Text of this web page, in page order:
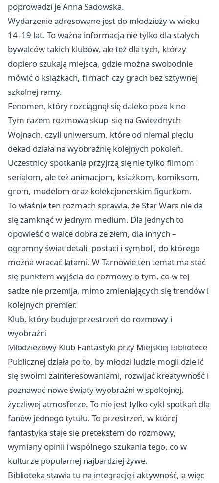
poprowadzi je Anna Sadowska.
Wydarzenie adresowane jest do młodzieży w wieku
14–19 lat. To ważna informacja nie tylko dla stałych
bywalców takich klubów, ale też dla tych, którzy
dopiero szukają miejsca, gdzie można swobodnie
mówić o książkach, filmach czy grach bez sztywnej
szkolnej ramy.
Fenomen, który rozciągnął się daleko poza kino
Tym razem rozmowa skupi się na Gwiezdnych
Wojnach, czyli uniwersum, które od niemal pięciu
dekad działa na wyobraźnię kolejnych pokoleń.
Uczestnicy spotkania przyjrzą się nie tylko filmom i
serialom, ale też animacjom, książkom, komiksom,
grom, modelom oraz kolekcjonerskim figurkom.
To właśnie ten rozmach sprawia, że Star Wars nie da
się zamknąć w jednym medium. Dla jednych to
opowieść o walce dobra ze złem, dla innych –
ogromny świat detali, postaci i symboli, do którego
można wracać latami. W Tarnowie ten temat ma stać
się punktem wyjścia do rozmowy o tym, co w tej
sadze nie przemija, mimo zmieniających się trendów i
kolejnych premier.
Klub, który buduje przestrzeń do rozmowy i
wyobraźni
Młodzieżowy Klub Fantastyki przy Miejskiej Bibliotece
Publicznej działa po to, by młodzi ludzie mogli dzielić
się swoimi zainteresowaniami, rozwijać kreatywność i
poznawać nowe światy wyobraźni w spokojnej,
życzliwej atmosferze. To nie jest tylko cykl spotkań dla
fanów jednego tytułu. To przestrzeń, w której
fantastyka staje się pretekstem do rozmowy,
wymiany opinii i wspólnego szukania tego, co w
kulturze popularnej najbardziej żywe.
Biblioteka stawia tu na integrację i aktywność, a więc